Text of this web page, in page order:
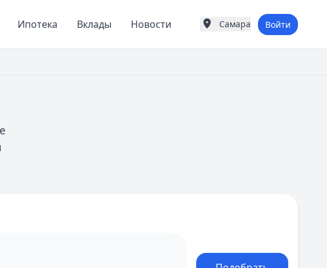
Ипотека Вклады Новости
Города России
Воронеж
Самара Войти